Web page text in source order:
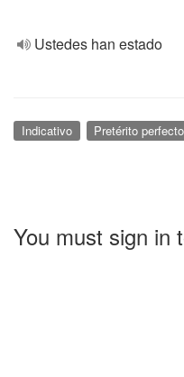
Ustedes han estado
Indicativo Pretérito
You must sign in